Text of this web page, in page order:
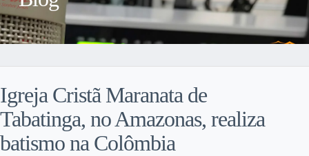
Igreja Cristã Maranata de
Tabatinga, no Amazonas, realiza
batismo na Colômbia